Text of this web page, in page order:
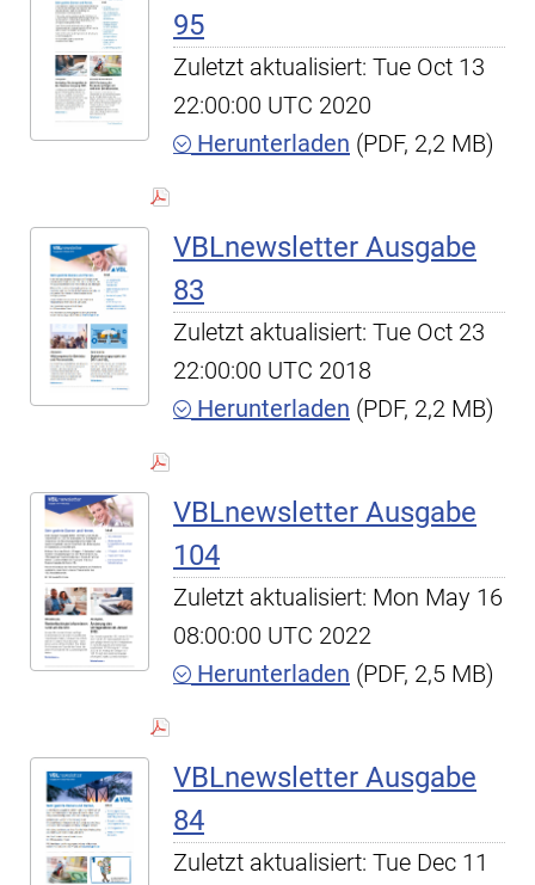
95
Zuletzt aktualisiert: Tue Oct 13
22:00:00 UTC 2020
Herunterladen (PDF, 2,2 MB)
VBLnewsletter Ausgabe
83
Zuletzt aktualisiert: Tue Oct 23
22:00:00 UTC 2018
Herunterladen (PDF, 2,2 MB)
VBLnewsletter Ausgabe
104
Zuletzt aktualisiert: Mon May 16
08:00:00 UTC 2022
Herunterladen (PDF, 2,5 MB)
VBLnewsletter Ausgabe
84
Zuletzt aktualisiert: Tue Dec 11